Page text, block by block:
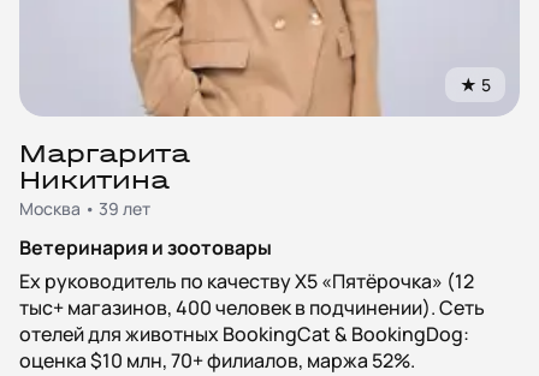
★ 5
Маргарита
Никитина
Москва • 39 лет
Ветеринария и зоотовары
Ex руководитель по качеству X5 «Пятёрочка» (12
тыс+ магазинов, 400 человек в подчинении). Сеть
отелей для животных BookingCat & BookingDog:
оценка $10 млн, 70+ филиалов, маржа 52%.